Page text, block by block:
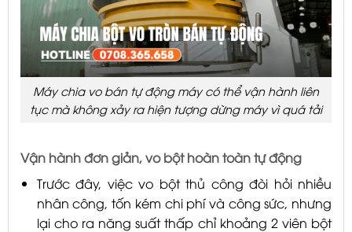
Máy chia vo bán tự động máy có thể vận hành liên
tục mà không xảy ra hiện tượng dừng máy vì quá tải
Vận hành đơn giản, vo bột hoàn toàn tự động
Trước đây, việc vo bột thủ công đòi hỏi nhiều
nhân công, tốn kém chi phí và công sức, nhưng
lại cho ra năng suất thấp chỉ khoảng 2 viên bột